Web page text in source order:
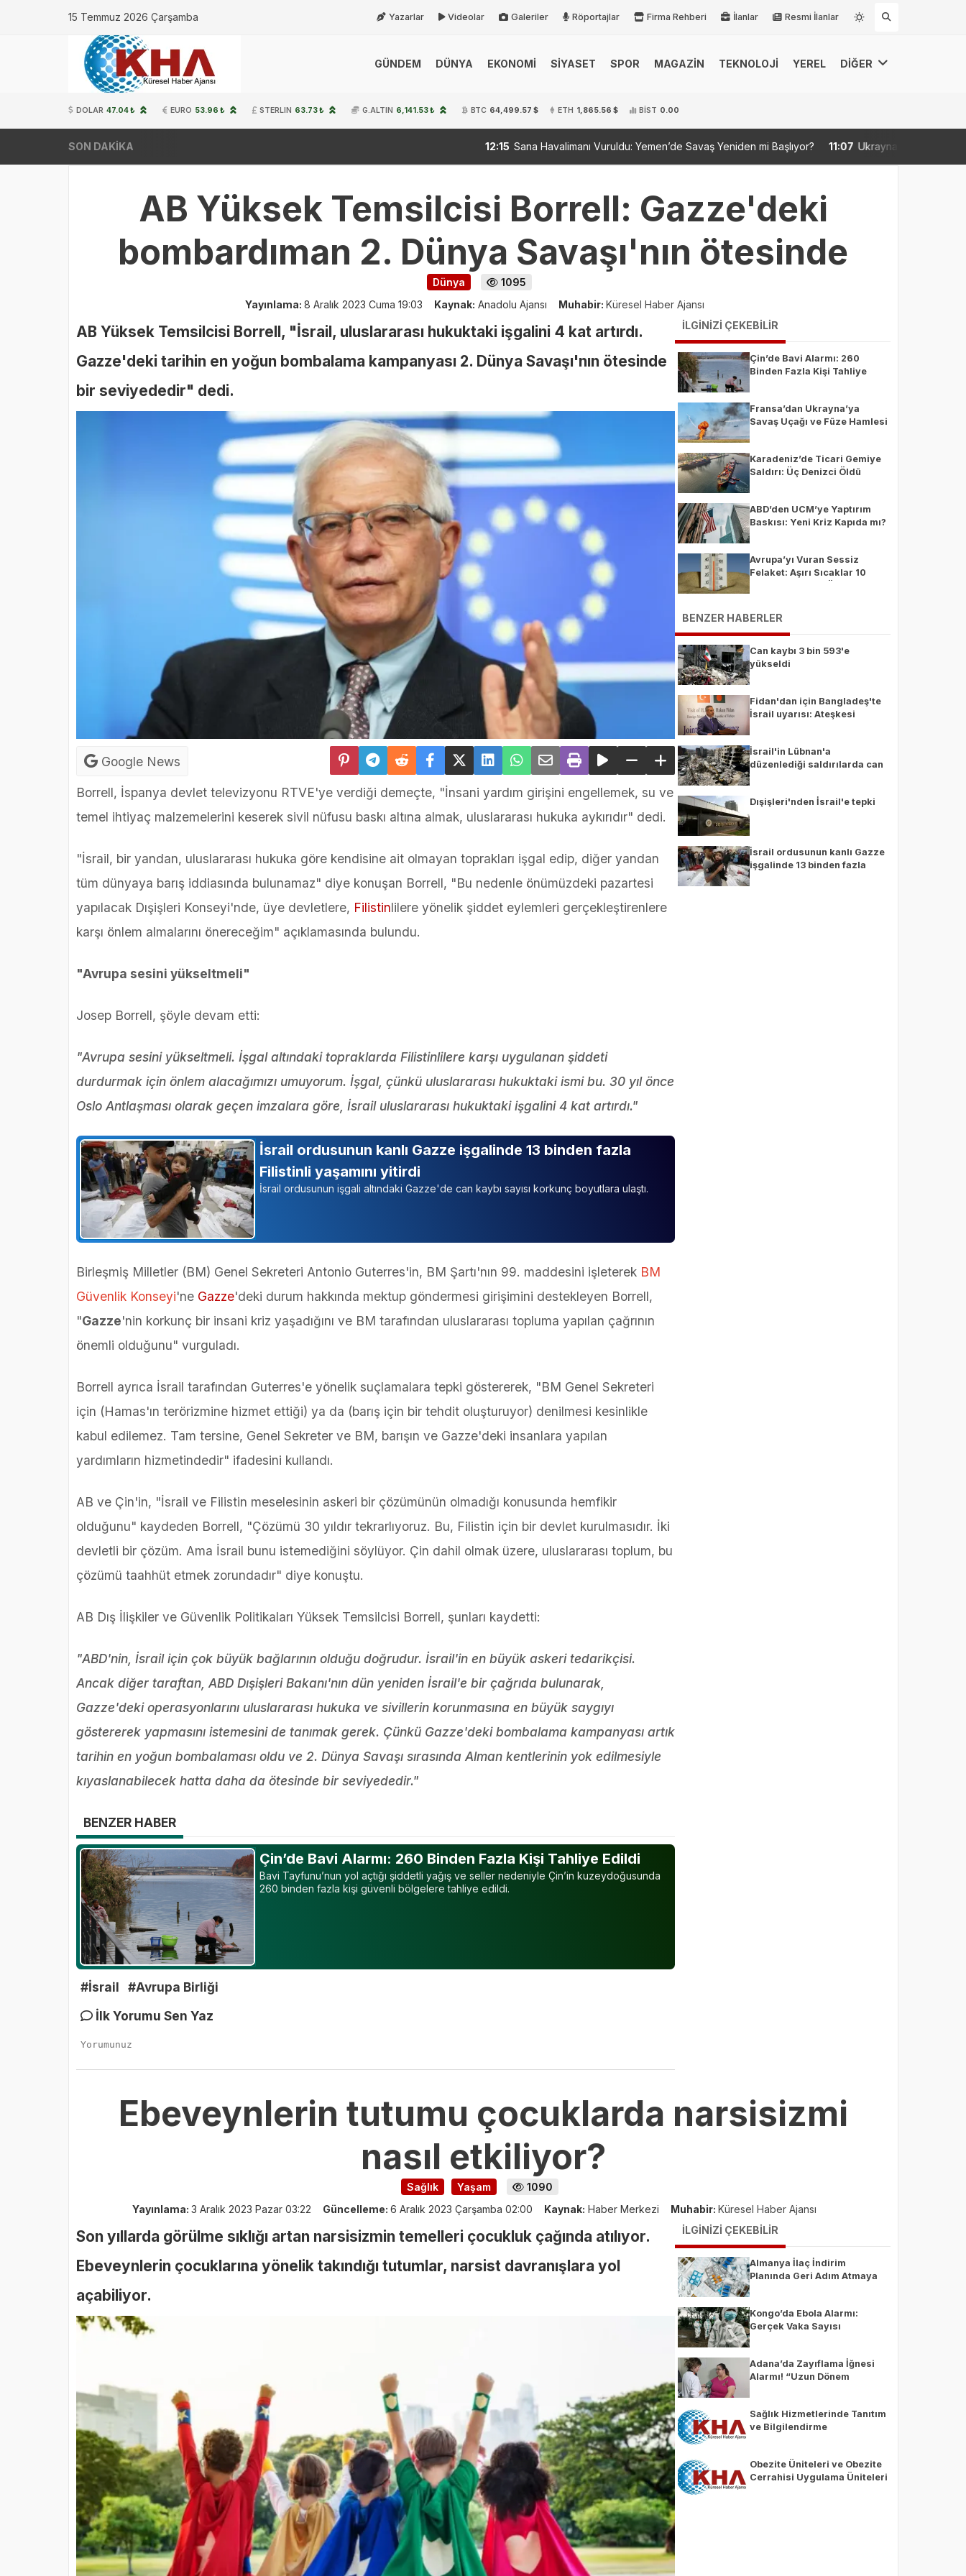
15 Temmuz 2026 Çarşamba Yazarlar Videolar Galeriler Röportajlar Firma Rehberi İlanlar Resmi İlanlar
GÜNDEM DÜNYA EKONOMİ SİYASET SPOR MAGAZİN TEKNOLOJİ YEREL DİĞER
DOLAR 47.04 ₺ EURO 53.96 ₺ STERLIN 63.73 ₺ G.ALTIN 6,141.53 ₺ BTC 64,499.57 $ ETH 1,865.56 $ BİST 0.00
SON DAKİKA Sana Havalimanı Vuruldu: Yemen’de Savaş Yeniden mi Başlıyor? 11:07 Ukrayna’da Savaş Sürerken Hükûmette
AB Yüksek Temsilcisi Borrell: Gazze'deki
bombardıman 2. Dünya Savaşı'nın ötesinde
Dünya
1095
Yayınlama: 8 Aralık 2023 Cuma 19:03 Kaynak: Anadolu Ajansı Muhabir: Küresel Haber Ajansı
AB Yüksek Temsilcisi Borrell, "İsrail, uluslararası hukuktaki işgalini 4 kat artırdı.
Gazze'deki tarihin en yoğun bombalama kampanyası 2. Dünya Savaşı'nın ötesinde
bir seviyededir" dedi.
Google News
Borrell, İspanya devlet televizyonu RTVE'ye verdiği demeçte, "İnsani yardım girişini engellemek, su ve
temel ihtiyaç malzemelerini keserek sivil nüfusu baskı altına almak, uluslararası hukuka aykırıdır" dedi.
"İsrail, bir yandan, uluslararası hukuka göre kendisine ait olmayan toprakları işgal edip, diğer yandan
tüm dünyaya barış iddiasında bulunamaz" diye konuşan Borrell, "Bu nedenle önümüzdeki pazartesi
yapılacak Dışişleri Konseyi'nde, üye devletlere, Filistinlilere yönelik şiddet eylemleri gerçekleştirenlere
karşı önlem almalarını önereceğim" açıklamasında bulundu.
"Avrupa sesini yükseltmeli"
Josep Borrell, şöyle devam etti:
"Avrupa sesini yükseltmeli. İşgal altındaki topraklarda Filistinlilere karşı uygulanan şiddeti
durdurmak için önlem alacağımızı umuyorum. İşgal, çünkü uluslararası hukuktaki ismi bu. 30 yıl önce
Oslo Antlaşması olarak geçen imzalara göre, İsrail uluslararası hukuktaki işgalini 4 kat artırdı."
İsrail ordusunun kanlı Gazze işgalinde 13 binden fazla
Filistinli yaşamını yitirdi
İsrail ordusunun işgali altındaki Gazze'de can kaybı sayısı korkunç boyutlara ulaştı.
Birleşmiş Milletler (BM) Genel Sekreteri Antonio Guterres'in, BM Şartı'nın 99. maddesini işleterek BM
Güvenlik Konseyi'ne Gazze'deki durum hakkında mektup göndermesi girişimini destekleyen Borrell,
"Gazze'nin korkunç bir insani kriz yaşadığını ve BM tarafından uluslararası topluma yapılan çağrının
önemli olduğunu" vurguladı.
Borrell ayrıca İsrail tarafından Guterres'e yönelik suçlamalara tepki göstererek, "BM Genel Sekreteri
için (Hamas'ın terörizmine hizmet ettiği) ya da (barış için bir tehdit oluşturuyor) denilmesi kesinlikle
kabul edilemez. Tam tersine, Genel Sekreter ve BM, barışın ve Gazze'deki insanlara yapılan
yardımların hizmetindedir" ifadesini kullandı.
AB ve Çin'in, "İsrail ve Filistin meselesinin askeri bir çözümünün olmadığı konusunda hemfikir
olduğunu" kaydeden Borrell, "Çözümü 30 yıldır tekrarlıyoruz. Bu, Filistin için bir devlet kurulmasıdır. İki
devletli bir çözüm. Ama İsrail bunu istemediğini söylüyor. Çin dahil olmak üzere, uluslararası toplum, bu
çözümü taahhüt etmek zorundadır" diye konuştu.
AB Dış İlişkiler ve Güvenlik Politikaları Yüksek Temsilcisi Borrell, şunları kaydetti:
"ABD'nin, İsrail için çok büyük bağlarının olduğu doğrudur. İsrail'in en büyük askeri tedarikçisi.
Ancak diğer taraftan, ABD Dışişleri Bakanı'nın dün yeniden İsrail'e bir çağrıda bulunarak,
Gazze'deki operasyonlarını uluslararası hukuka ve sivillerin korunmasına en büyük saygıyı
göstererek yapmasını istemesini de tanımak gerek. Çünkü Gazze'deki bombalama kampanyası artık
tarihin en yoğun bombalaması oldu ve 2. Dünya Savaşı sırasında Alman kentlerinin yok edilmesiyle
kıyaslanabilecek hatta daha da ötesinde bir seviyededir."
BENZER HABER
Çin’de Bavi Alarmı: 260 Binden Fazla Kişi Tahliye Edildi
Bavi Tayfunu’nun yol açtığı şiddetli yağış ve seller nedeniyle Çin’in kuzeydoğusunda
260 binden fazla kişi güvenli bölgelere tahliye edildi.
#İsrail
#Avrupa Birliği
İlk Yorumu Sen Yaz
İLGİNİZİ ÇEKEBİLİR
Çin’de Bavi Alarmı: 260
Binden Fazla Kişi Tahliye
Fransa’dan Ukrayna’ya
Savaş Uçağı ve Füze Hamlesi
Başlıyor
Karadeniz’de Ticari Gemiye
Saldırı: Üç Denizci Öldü
ABD’den UCM’ye Yaptırım
Baskısı: Yeni Kriz Kapıda mı?
Avrupa’yı Vuran Sessiz
Felaket: Aşırı Sıcaklar 10
BENZER HABERLER
Can kaybı 3 bin 593'e
yükseldi
Fidan'dan için Bangladeş'te
İsrail uyarısı: Ateşkesi
sabote etme girişimlerine
İsrail'in Lübnan'a
düzenlediği saldırılarda can
kaybı 3 bin 526'ya yükseldi.
Dışişleri'nden İsrail'e tepki
İsrail ordusunun kanlı Gazze
işgalinde 13 binden fazla
Filistinli yaşamını yitirdi
Ebeveynlerin tutumu çocuklarda narsisizmi
nasıl etkiliyor?
Sağlık Yaşam
1090
Yayınlama: 3 Aralık 2023 Pazar 03:22 Güncelleme: 6 Aralık 2023 Çarşamba 02:00 Kaynak: Haber Merkezi Muhabir: Küresel Haber Ajansı
Son yıllarda görülme sıklığı artan narsisizmin temelleri çocukluk çağında atılıyor.
Ebeveynlerin çocuklarına yönelik takındığı tutumlar, narsist davranışlara yol
açabiliyor.
İLGİNİZİ ÇEKEBİLİR
Almanya İlaç İndirim
Planında Geri Adım Atmaya
Hazırlanıyor
Kongo’da Ebola Alarmı:
Gerçek Vaka Sayısı
Bilinmiyor
Adana’da Zayıflama İğnesi
Alarmı! “Uzun Dönem
Sağlık Hizmetlerinde Tanıtım
ve Bilgilendirme
Obezite Üniteleri ve Obezite
Cerrahisi Uygulama Üniteleri